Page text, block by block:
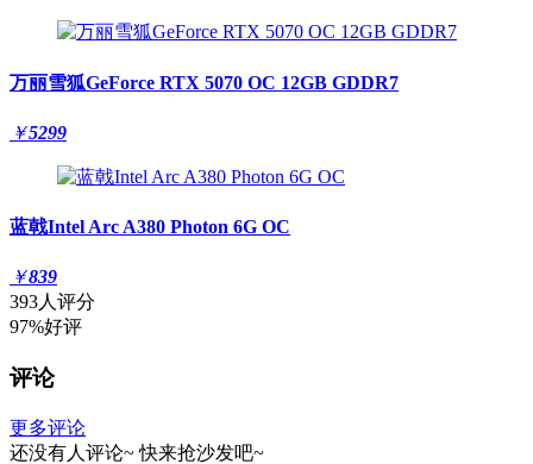
万丽雪狐GeForce RTX 5070 OC 12GB GDDR7
￥5299
蓝戟Intel Arc A380 Photon 6G OC
￥839
393人评分
97%好评
评论
更多评论
还没有人评论~ 快来抢沙发吧~